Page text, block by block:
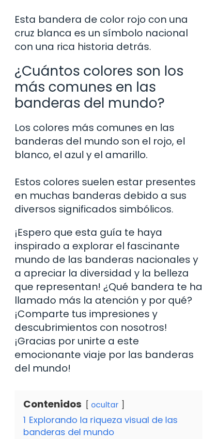
Esta bandera de color rojo con una
cruz blanca es un símbolo nacional
con una rica historia detrás.
¿Cuántos colores son los
más comunes en las
banderas del mundo?
Los colores más comunes en las
banderas del mundo son el rojo, el
blanco, el azul y el amarillo.
Estos colores suelen estar presentes
en muchas banderas debido a sus
diversos significados simbólicos.
¡Espero que esta guía te haya
inspirado a explorar el fascinante
mundo de las banderas nacionales y
a apreciar la diversidad y la belleza
que representan! ¿Qué bandera te ha
llamado más la atención y por qué?
¡Comparte tus impresiones y
descubrimientos con nosotros!
¡Gracias por unirte a este
emocionante viaje por las banderas
del mundo!
Contenidos ocultar
1 Explorando la riqueza visual de las
banderas del mundo